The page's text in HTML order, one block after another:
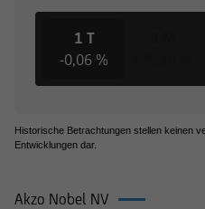
1 T
-0,06 %
Historische Betrachtungen stellen keinen
Entwicklungen dar.
Akzo Nobel NV